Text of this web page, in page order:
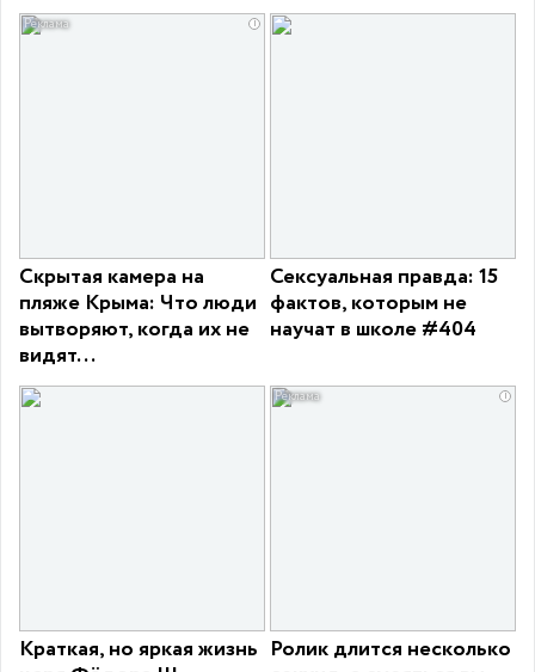
i
Скрытая камера на
пляже Крыма: Что люди
вытворяют, когда их не
видят...
Сексуальная правда: 15
фактов, которым не
научат в школе #404
Краткая, но яркая жизнь
i
Ролик длится несколько